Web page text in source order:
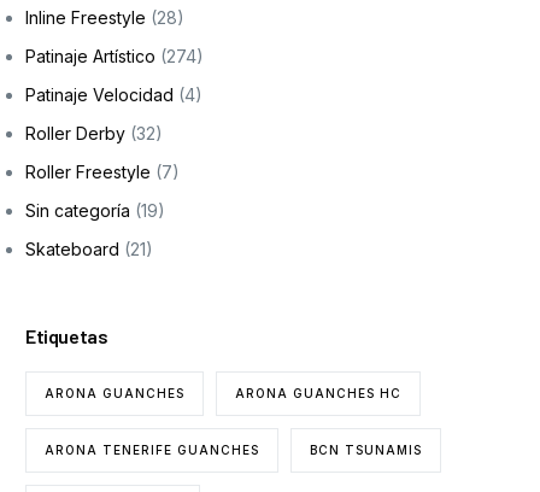
Inline Freestyle (28)
Patinaje Artístico (274)
Patinaje Velocidad (4)
Roller Derby (32)
Roller Freestyle (7)
Sin categoría (19)
Skateboard (21)
Etiquetas
ARONA GUANCHES ARONA GUANCHES HC
ARONA TENERIFE GUANCHES BCN TSUNAMIS